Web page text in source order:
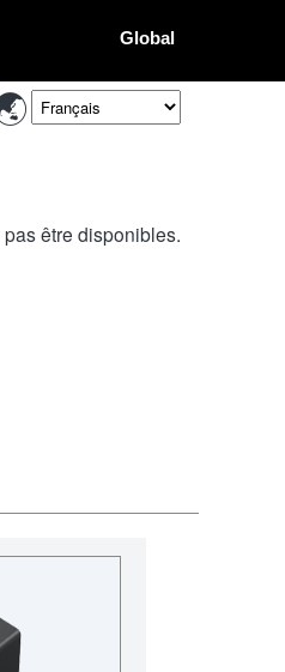
Global
être disponibles.